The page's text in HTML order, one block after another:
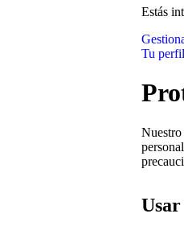
Estás
Tu
Nuestro
Usar